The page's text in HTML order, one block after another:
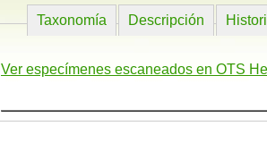
Taxonomía Descripción
Ver especímenes escaneados en OTS